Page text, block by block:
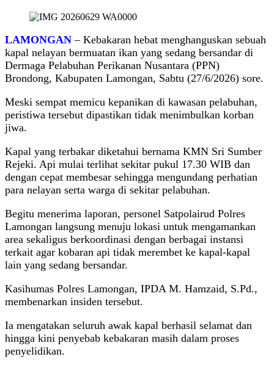
LAMONGAN – Kebakaran hebat menghanguskan sebuah
kapal nelayan bermuatan ikan yang sedang bersandar di
Dermaga Pelabuhan Perikanan Nusantara (PPN)
Brondong, Kabupaten Lamongan, Sabtu (27/6/2026) sore.
Meski sempat memicu kepanikan di kawasan pelabuhan,
peristiwa tersebut dipastikan tidak menimbulkan korban
jiwa.
Kapal yang terbakar diketahui bernama KMN Sri Sumber
Rejeki. Api mulai terlihat sekitar pukul 17.30 WIB dan
dengan cepat membesar sehingga mengundang perhatian
para nelayan serta warga di sekitar pelabuhan.
Begitu menerima laporan, personel Satpolairud Polres
Lamongan langsung menuju lokasi untuk mengamankan
area sekaligus berkoordinasi dengan berbagai instansi
terkait agar kobaran api tidak merembet ke kapal-kapal
lain yang sedang bersandar.
Kasihumas Polres Lamongan, IPDA M. Hamzaid, S.Pd.,
membenarkan insiden tersebut.
Ia mengatakan seluruh awak kapal berhasil selamat dan
hingga kini penyebab kebakaran masih dalam proses
penyelidikan.